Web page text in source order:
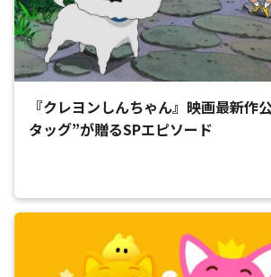
『クレヨンしんちゃん』映画最新作
タッグ”が贈るSPエピソード